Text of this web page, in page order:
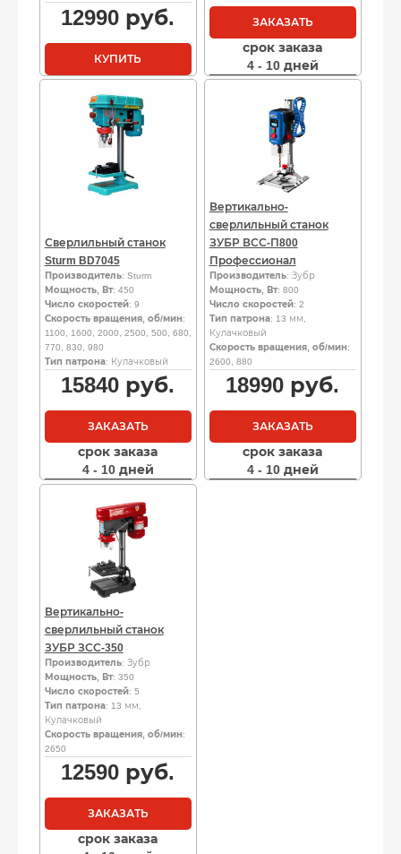
12990 руб.
КУПИТЬ
ЗАКАЗАТЬ
срок заказа
4 - 10 дней
Сверлильный cтанок
Sturm BD7045
Производитель: Sturm
Мощность, Вт: 450
Число скоростей: 9
Скорость вращения, об/мин:
1100, 1600, 2000, 2500, 500, 680,
770, 830, 980
Тип патрона: Кулачковый
15840 руб.
ЗАКАЗАТЬ
срок заказа
4 - 10 дней
Вертикально-
сверлильный станок
ЗУБР ВСС-П800
Профессионал
Производитель: Зубр
Мощность, Вт: 800
Число скоростей: 2
Тип патрона: 13 мм,
Кулачковый
Скорость вращения, об/мин:
2600, 880
18990 руб.
ЗАКАЗАТЬ
срок заказа
4 - 10 дней
Вертикально-
сверлильный станок
ЗУБР ЗСС-350
Производитель: Зубр
Мощность, Вт: 350
Число скоростей: 5
Тип патрона: 13 мм,
Кулачковый
Скорость вращения, об/мин:
2650
12590 руб.
ЗАКАЗАТЬ
срок заказа